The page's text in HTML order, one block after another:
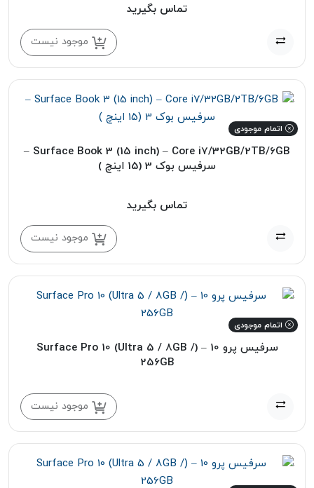
تماس بگیرید
موجود نیست
اتمام موجودی
Surface Book 3 (15 inch) – Core i7/32GB/2TB/6GB –
سرفیس بوک 3 (15 اینچ )
تماس بگیرید
موجود نیست
اتمام موجودی
سرفیس پرو 10 – (Surface Pro 10 (Ultra 5 / 8GB /
256GB
موجود نیست